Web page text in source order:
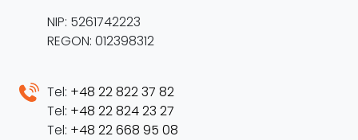
NIP: 5261742223
REGON: 012398312
Tel: +48 22 822 37 82
Tel: +48 22 824 23 27
Tel: +48 22 668 95 08